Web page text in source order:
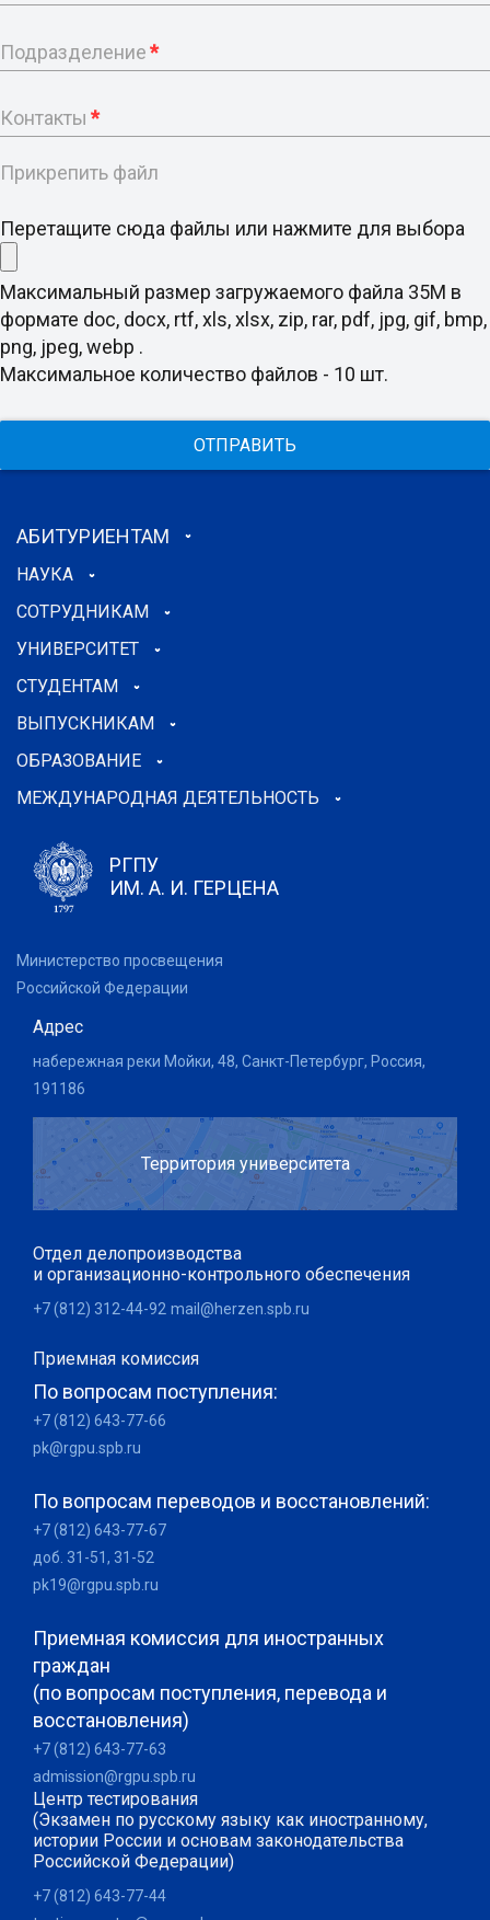
Подразделение*
Контакты *
Прикрепить файл
Перетащите сюда файлы или нажмите для выбора
Максимальный размер загружаемого файла 35M в
формате doc, docx, rtf, xls, xlsx, zip, rar, pdf, jpg, gif, bmp,
png, jpeg, webp .
Максимальное количество файлов - 10 шт.
ОТПРАВИТЬ
АБИТУРИЕНТАМ
НАУКА
СОТРУДНИКАМ
УНИВЕРСИТЕТ
СТУДЕНТАМ
ВЫПУСКНИКАМ
ОБРАЗОВАНИЕ
МЕЖДУНАРОДНАЯ ДЕЯТЕЛЬНОСТЬ
РГПУ
ИМ. А. И. ГЕРЦЕНА
Министерство просвещения
Российской Федерации
Адрес
набережная реки Мойки, 48, Санкт-Петербург, Россия,
191186
Территория университета
Отдел делопроизводства
и организационно-контрольного обеспечения
+7 (812) 312-44-92 mail@herzen.spb.ru
Приемная комиссия
По вопросам поступления:
+7 (812) 643-77-66
pk@rgpu.spb.ru
По вопросам переводов и восстановлений:
+7 (812) 643-77-67
доб. 31-51, 31-52
pk19@rgpu.spb.ru
Приемная комиссия для иностранных
граждан
(по вопросам поступления, перевода и
восстановления)
+7 (812) 643-77-63
admission@rgpu.spb.ru
Центр тестирования
(Экзамен по русскому языку как иностранному,
истории России и основам законодательства
Российской Федерации)
+7 (812) 643-77-44